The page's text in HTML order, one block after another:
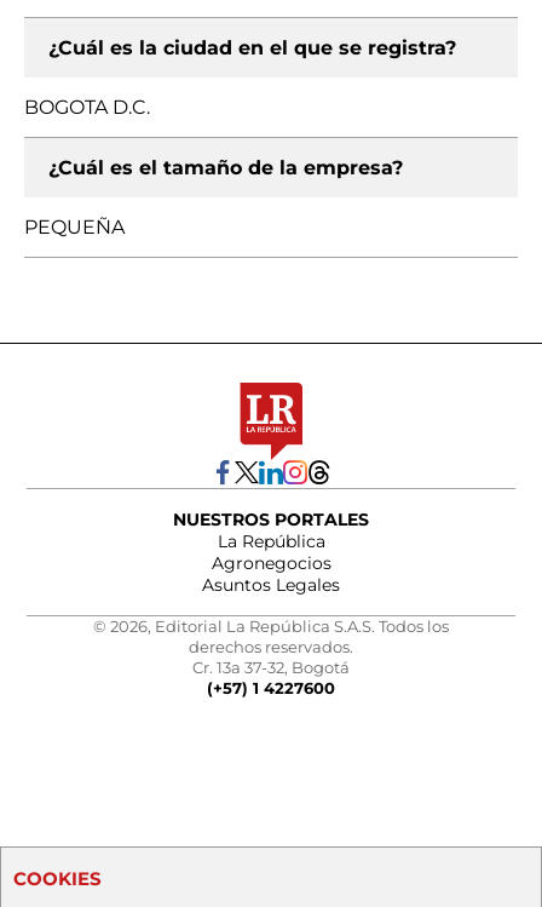
¿Cuál es la ciudad en el que se registra?
BOGOTA D.C.
¿Cuál es el tamaño de la empresa?
PEQUEÑA
NUESTROS PORTALES
La República
Agronegocios
Asuntos Legales
© 2026, Editorial La República S.A.S. Todos los
derechos reservados.
Cr. 13a 37-32, Bogotá
(+57) 1 4227600
COOKIES